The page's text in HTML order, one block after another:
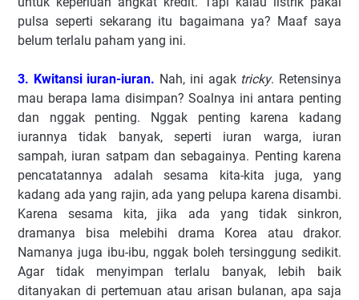
pulsa seperti sekarang itu bagaimana ya? Maaf saya
belum terlalu paham yang ini.
3. Kwitansi iuran-iuran. Nah, ini agak tricky. Retensinya
mau berapa lama disimpan? Soalnya ini antara penting
dan nggak penting. Nggak penting karena kadang
iurannya tidak banyak, seperti iuran warga, iuran
sampah, iuran satpam dan sebagainya. Penting karena
pencatatannya adalah sesama kita-kita juga, yang
kadang ada yang rajin, ada yang pelupa karena disambi.
Karena sesama kita, jika ada yang tidak sinkron,
dramanya bisa melebihi drama Korea atau drakor.
Namanya juga ibu-ibu, nggak boleh tersinggung sedikit.
Agar tidak menyimpan terlalu banyak, lebih baik
ditanyakan di pertemuan atau arisan bulanan, apa saja